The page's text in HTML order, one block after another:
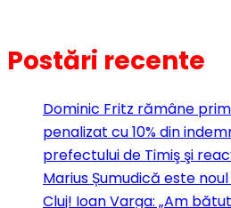
Postări recente
Dominic Fritz rămâne
penalizat cu 10% din
prefectului de Timiş şi
Marius Șumudică este
Cluj! Ioan Varga: „Am